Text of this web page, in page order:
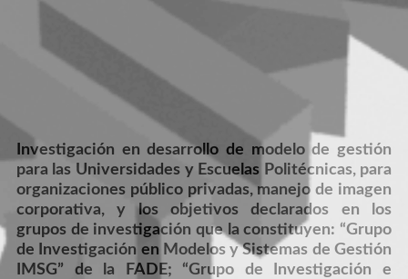
Investigación en desarrollo de modelo de gestión
para las Universidades y Escuelas Politécnicas, para
organizaciones público privadas, manejo de imagen
corporativa, y los objetivos declarados en los
grupos de investigación que la constituyen: “Grupo
de Investigación en Modelos y Sistemas de Gestión
IMSG” de la FADE; “Grupo de Investigación e